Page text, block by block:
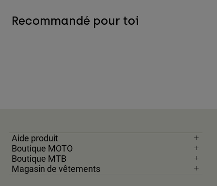
Recommandé pour toi
Aide produit
Boutique MOTO
Boutique MTB
Magasin de vêtements